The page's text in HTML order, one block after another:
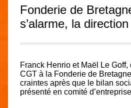
Fonderie de
s’alarme, la
Franck Henrio et Maël Le
CGT à la Fonderie de
craintes après que le bilan
présenté en comité